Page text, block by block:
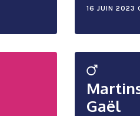
16 JUIN 2023
Gaël